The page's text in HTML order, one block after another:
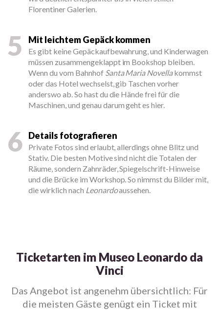
Florentiner Galerien.
5 Mit leichtem Gepäck kommen
Es gibt keine Gepäckaufbewahrung, und Kinderwagen
müssen zusammengeklappt im Bookshop bleiben.
Wenn du vom Bahnhof Santa Maria Novellakommst
oder das Hotel wechselst, gib Taschen vorher
anderswo ab. So hast du die Hände frei für die
Maschinen, und genau darum geht es hier.
6 Details fotografieren
Private Fotos sind erlaubt, allerdings ohne Blitz und
Stativ. Die besten Motive sind nicht die Totalen der
Räume, sondern Zahnräder, Spiegelschrift-Hinweise
und die Brücke im Workshop. So nimmst du Bilder mit,
die wirklich nach Leonardoaussehen.
Ticketarten im Museo Leonardo da
Vinci
Das Angebot ist angenehm übersichtlich: Für
die meisten Gäste genügt ein Ticket mit